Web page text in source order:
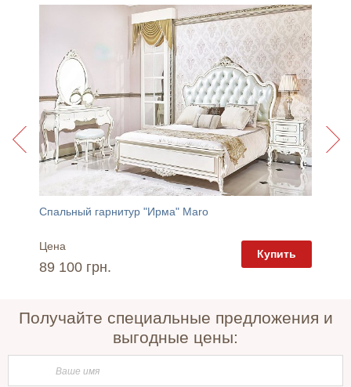
Спальный гарнитур "Ирма" Maro
Цена
89 100 грн.
Купить
Получайте специальные предложения и
выгодные цены: